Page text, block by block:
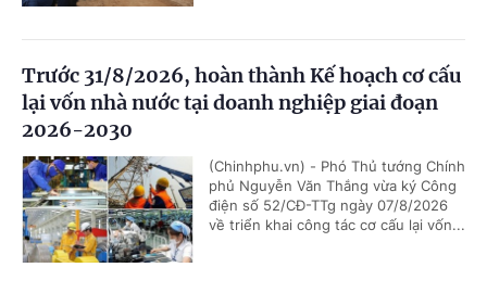
Trước 31/8/2026, hoàn thành Kế hoạch cơ cấu
lại vốn nhà nước tại doanh nghiệp giai đoạn
2026-2030
(Chinhphu.vn) - Phó Thủ tướng Chính
phủ Nguyễn Văn Thắng vừa ký Công
điện số 52/CĐ-TTg ngày 07/8/2026
về triển khai công tác cơ cấu lại vốn...